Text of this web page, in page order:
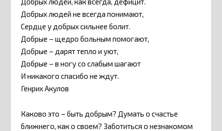
Добрых людей не всегда понимают,
Сердце у добрых сильнее болит.
Добрые – щедро больным помогают,
Добрые – дарят тепло и уют,
Добрые – в ногу со слабым шагают
И никакого спасибо не ждут.
Генрих Акулов
Каково это – быть добрым? Думать о счастье
ближнего, как о своем? Заботиться о незнакомом